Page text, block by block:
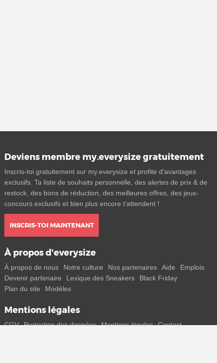
Deviens membre my.everysize gratuitement
Inscris-toi gratuitement sur my.everysize et profite d'avantages
exclusifs. Ta liste de souhaits personnelle, des alertes de prix & de
restock, des bons de réduction, des meilleures offres, des jeux-
concours exclusifs et bien plus encore t'attendent !
INSCRIS-TOI MAINTENANT
À propos d'everysize
À propos de nous Notre culture Nos partenaires Aide
Emplois
Devenir partenaire
Lexique des Sneakers
Black Friday
Plan du site
Modèles
Mentions légales
CGV Protection des données Mentions légales Contact